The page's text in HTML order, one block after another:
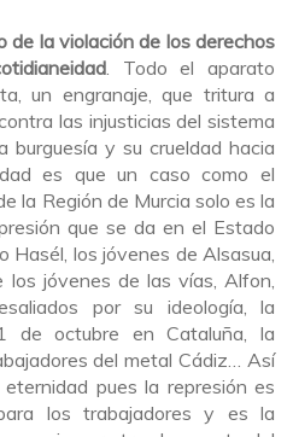
de la violación de los derechos
. Todo el aparato
un engranaje, que tritura a
las injusticias del sistema
burguesía y su crueldad hacia
es que un caso como el
la Región de Murcia solo es la
que se da en el Estado
Hasél, los jóvenes de Alsasua,
los jóvenes de las vías, Alfon,
por su ideología, la
de octubre en Cataluña, la
del metal Cádiz… Así
pues la represión es
los trabajadores y es la